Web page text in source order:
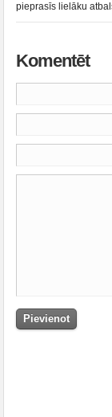
pieprasīs lielāku
Komentēt